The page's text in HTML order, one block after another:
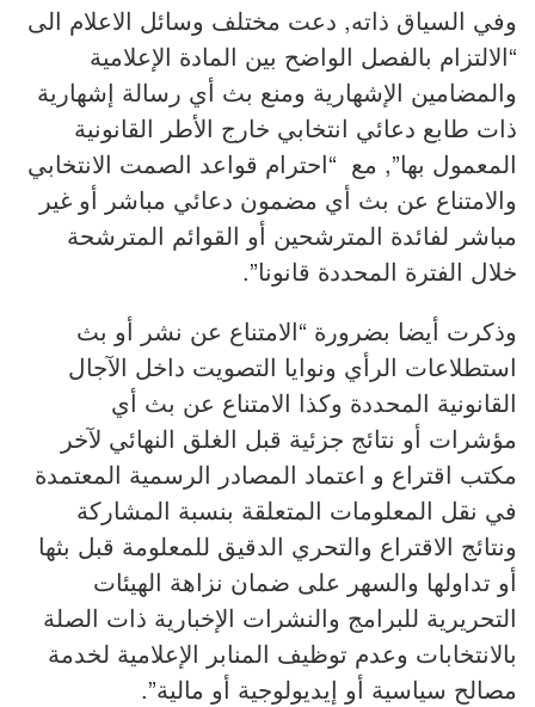
وفي السياق ذاته, دعت مختلف وسائل الاعلام الى
“الالتزام بالفصل الواضح بين المادة الإعلامية
والمضامين الإشهارية ومنع بث أي رسالة إشهارية
ذات طابع دعائي انتخابي خارج الأطر القانونية
المعمول بها”, مع “احترام قواعد الصمت الانتخابي
والامتناع عن بث أي مضمون دعائي مباشر أو غير
مباشر لفائدة المترشحين أو القوائم المترشحة
خلال الفترة المحددة قانونا”.
وذكرت أيضا بضرورة “الامتناع عن نشر أو بث
استطلاعات الرأي ونوايا التصويت داخل الآجال
القانونية المحددة وكذا الامتناع عن بث أي
مؤشرات أو نتائج جزئية قبل الغلق النهائي لآخر
مكتب اقتراع و اعتماد المصادر الرسمية المعتمدة
في نقل المعلومات المتعلقة بنسبة المشاركة
ونتائج الاقتراع والتحري الدقيق للمعلومة قبل بثها
أو تداولها والسهر على ضمان نزاهة الهيئات
التحريرية للبرامج والنشرات الإخبارية ذات الصلة
بالانتخابات وعدم توظيف المنابر الإعلامية لخدمة
مصالح سياسية أو إيديولوجية أو مالية”.